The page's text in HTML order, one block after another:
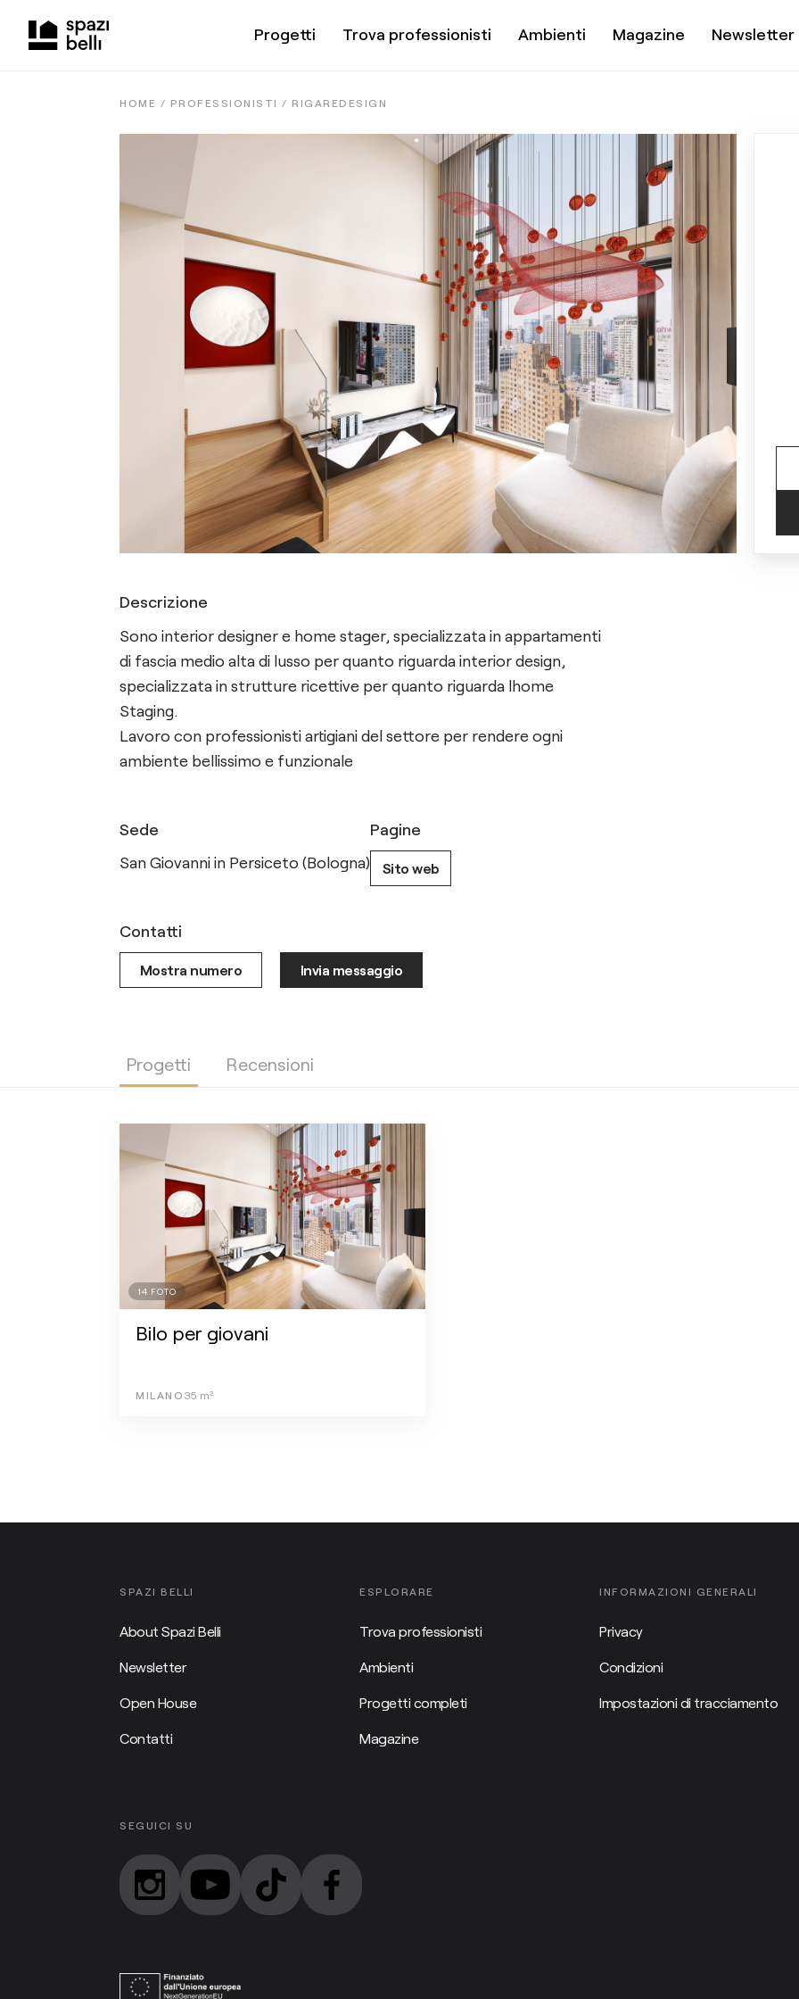
Progetti Trova professionisti Ambienti Magazine Newsletter
HOME / PROFESSIONISTI / RIGAREDESIGN
Descrizione
Sono interior designer e home stager, specializzata in appartamenti
di fascia medio alta di lusso per quanto riguarda interior design,
specializzata in strutture ricettive per quanto riguarda lhome
Staging.
Lavoro con professionisti artigiani del settore per rendere ogni
ambiente bellissimo e funzionale
Sede
San Giovanni in Persiceto (Bologna)
Pagine
Sito web
Contatti
Mostra numero Invia messaggio
Progetti Recensioni
14 FOTO
Bilo per giovani
MILANO 35 m²
SPAZI BELLI
About Spazi Belli
Newsletter
Open House
Contatti
ESPLORARE
Trova professionisti
Ambienti
Progetti completi
Magazine
INFORMAZIONI GENERALI
Privacy
Condizioni
Impostazioni di tracciamento
SEGUICI SU